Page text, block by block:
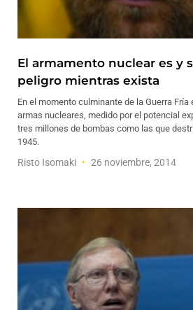
El armamento nuclear es y
peligro mientras exista
En el momento culminante de la Guerra
armas nucleares, medido por el potencial
tres millones de bombas como las que
1945.
Risto Isomaki 26 noviembre, 2014